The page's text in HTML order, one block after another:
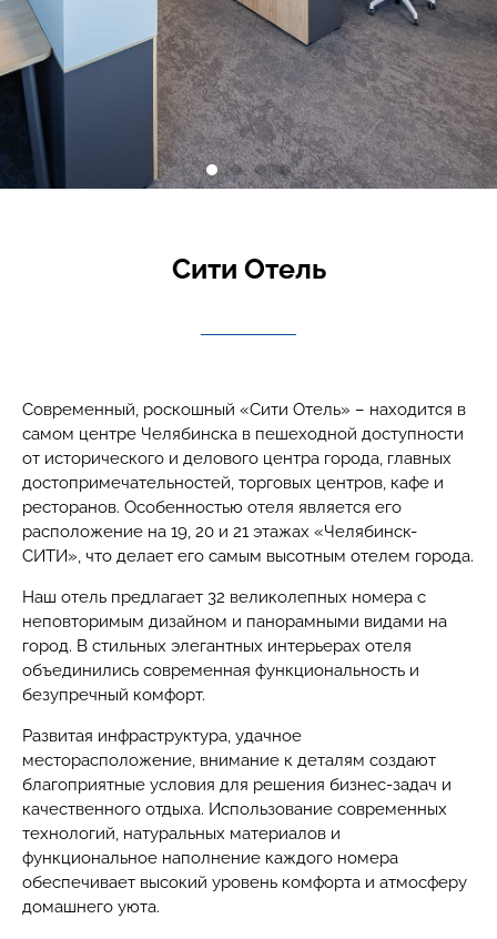
Сити Отель
Современный, роскошный «Сити Отель» – находится в
самом центре Челябинска в пешеходной доступности
от исторического и делового центра города, главных
достопримечательностей, торговых центров, кафе и
ресторанов. Особенностью отеля является его
расположение на 19, 20 и 21 этажах «Челябинск-
СИТИ», что делает его самым высотным отелем города.
Наш отель предлагает 32 великолепных номера с
неповторимым дизайном и панорамными видами на
город. В стильных элегантных интерьерах отеля
объединились современная функциональность и
безупречный комфорт.
Развитая инфраструктура, удачное
месторасположение, внимание к деталям создают
благоприятные условия для решения бизнес-задач и
качественного отдыха. Использование современных
технологий, натуральных материалов и
функциональное наполнение каждого номера
обеспечивает высокий уровень комфорта и атмосферу
домашнего уюта.